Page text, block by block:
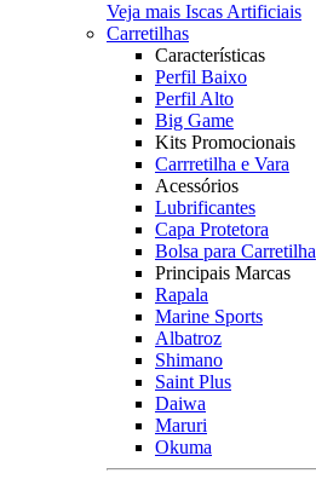
Veja mais Iscas Artificiais
Carretilhas
Características
Perfil Baixo
Perfil Alto
Big Game
Kits Promocionais
Carrretilha e Vara
Acessórios
Lubrificantes
Capa Protetora
Bolsa para Carretilha
Principais Marcas
Rapala
Marine Sports
Albatroz
Shimano
Saint Plus
Daiwa
Maruri
Okuma